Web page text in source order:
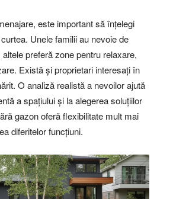
este important să înțelegi
Unele familii au nevoie de
preferă zone pentru relaxare,
Există și proprietari interesați în
O analiză realistă a nevoilor ajută
a spațiului și la alegerea soluțiilor
gazon oferă flexibilitate mult mai
diferitelor funcțiuni.